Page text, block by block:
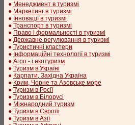
● Менеджмент в туризмі
● Маркетинг в туризмі
● Інновації в туризмі
● Транспорт в туризмі
● Право і формальності в туризмі
● Державне регулювання в туризмі
● Туристичні кластери
● Інформаційні технології в туризмі
● Агро - і екотуризм
● Туризм в Україні
● Карпати, Західна Україна
● Крим, Чорне та Азовське море
● Туризм в Росії
● Туризм в Білорусі
● Міжнародний туризм
● Туризм в Європі
● Туризм в Азії